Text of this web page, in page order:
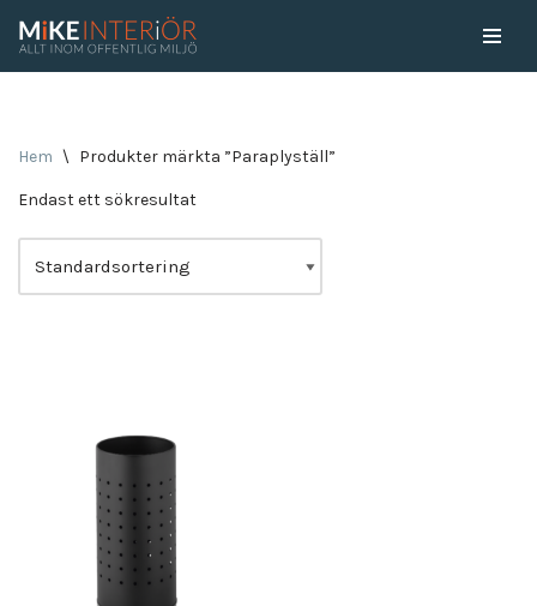
Hem \ Produkter märkta ”Paraplyställ”
Endast ett sökresultat